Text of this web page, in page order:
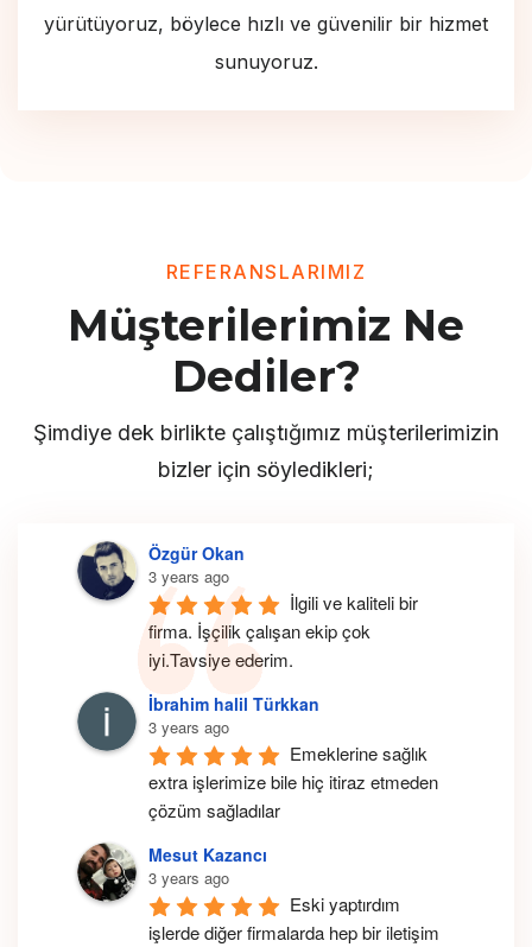
yürütüyoruz, böylece hızlı ve güvenilir bir hizmet
sunuyoruz.
REFERANSLARIMIZ
Müşterilerimiz Ne
Dediler?
Şimdiye dek birlikte çalıştığımız müşterilerimizin
bizler için söyledikleri;
Özgür Okan
3 years ago
İlgili ve kaliteli bir
firma. İşçilik çalışan ekip çok
iyi.Tavsiye ederim.
İbrahim halil Türkkan
3 years ago
Emeklerine sağlık
extra işlerimize bile hiç itiraz etmeden
çözüm sağladılar
Mesut Kazancı
3 years ago
Eski yaptırdım
işlerde diğer firmalarda hep bir iletişim